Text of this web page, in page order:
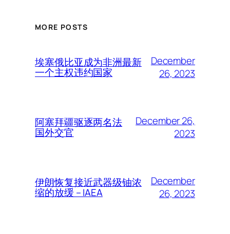
MORE POSTS
埃塞俄比亚成为非洲最新
一个主权违约国家
December
26, 2023
阿塞拜疆驱逐两名法
国外交官
December 26,
2023
伊朗恢复接近武器级铀浓
缩的放缓 – IAEA
December
26, 2023